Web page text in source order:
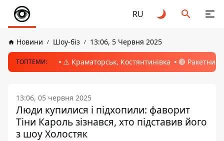
RU
Новини Шоу-біз 13:06, 5 Червня 2025
ТОПТЕМИ: ⚠️ Краматорськ, Костянтинівка 🔴 Ракетний
13:06, 05 червня 2025
Люди купилися і підхопили: фаворит
Тіни Кароль зізнався, хто підставив його
з шоу Холостяк